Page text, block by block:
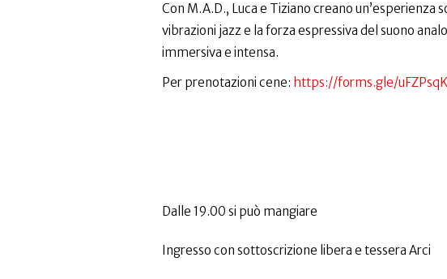
Con M.A.D., Luca e Tiziano creano
vibrazioni jazz e la forza espressiva del suono
immersiva e intensa.
Per prenotazioni cene: https://forms.gle/
Dalle 19.00 si può mangiare
Ingresso con sottoscrizione libera e tessera Arci